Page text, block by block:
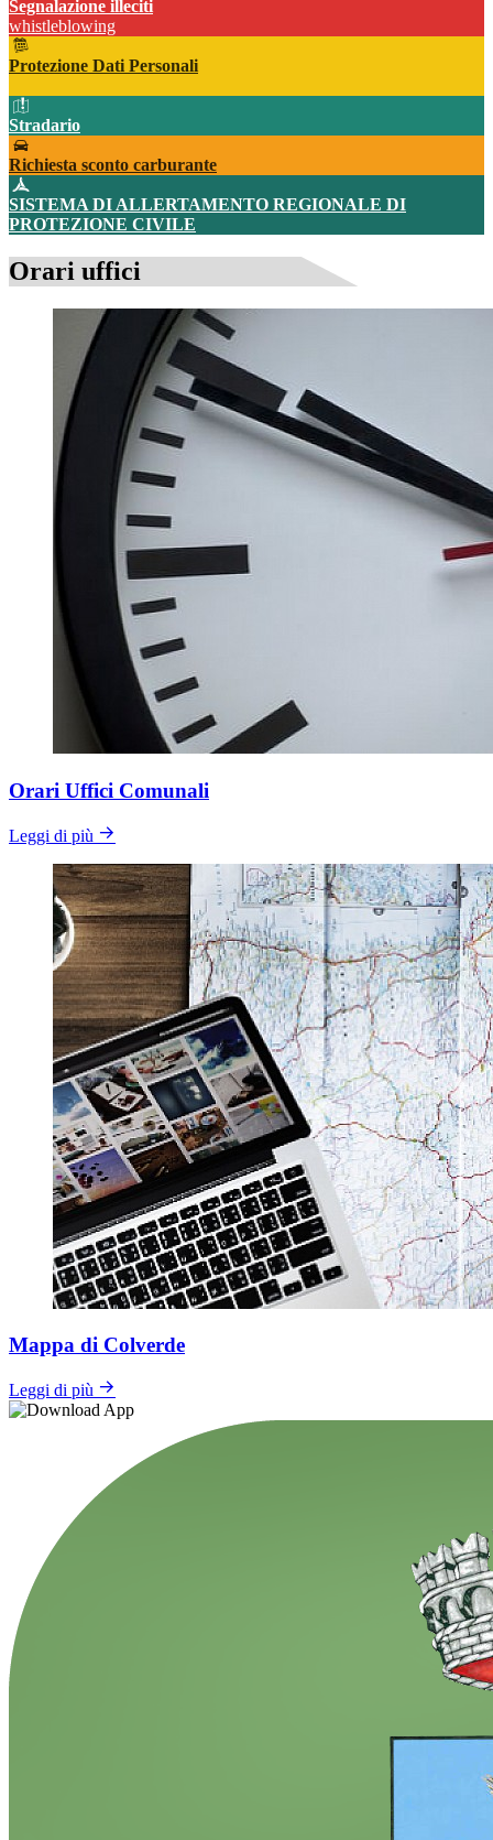
Segnalazione illeciti
whistleblowing
Protezione Dati Personali
Stradario
Richiesta sconto carburante
SISTEMA DI ALLERTAMENTO REGIONALE DI
PROTEZIONE CIVILE
Orari uffici
Orari Uffici Comunali
Leggi di più
Mappa di Colverde
Leggi di più